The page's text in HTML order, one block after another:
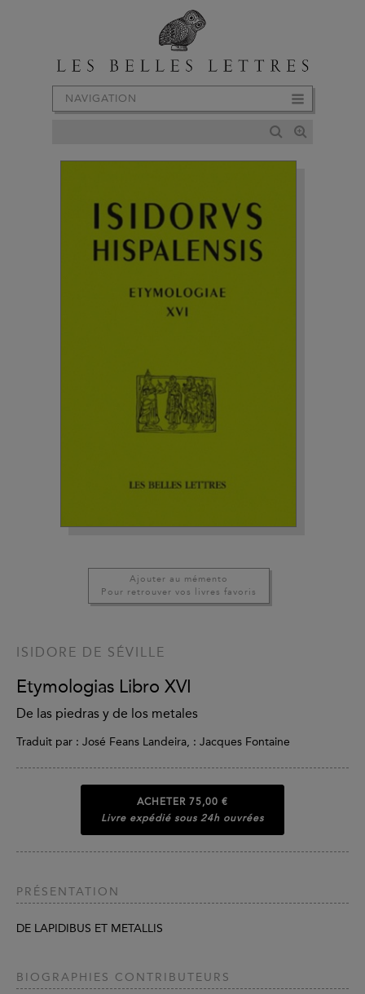
NAVIGATION
Ajouter au mémento
Pour retrouver vos livres favoris
ISIDORE DE SÉVILLE
Etymologias Libro XVI
De las piedras y de los metales
Traduit par : José Feans Landeira, : Jacques Fontaine
ACHETER 75,00 €
Livre expédié sous 24h ouvrées
PRÉSENTATION
DE LAPIDIBUS ET METALLIS
BIOGRAPHIES CONTRIBUTEURS